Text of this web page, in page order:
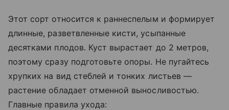
Этот сорт относится к раннеспелым и формирует
длинные, разветвленные кисти, усыпанные
десятками плодов. Куст вырастает до 2 метров,
поэтому сразу подготовьте опоры. Не пугайтесь
хрупких на вид стеблей и тонких листьев —
растение обладает отменной выносливостью.
Главные правила ухода: